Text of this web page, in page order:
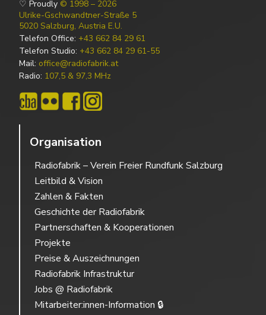
♡ Proudly © 1998 – 2026
Ulrike-Gschwandtner-Straße 5
5020 Salzburg, Austria E.U.
Telefon Office: +43 662 84 29 61
Telefon Studio: +43 662 84 29 61-55
Mail: office@radiofabrik.at
Radio: 107,5 & 97,3 MHz
Organisation
Radiofabrik – Verein Freier Rundfunk Salzburg
Leitbild & Vision
Zahlen & Fakten
Geschichte der Radiofabrik
Partnerschaften & Kooperationen
Projekte
Preise & Auszeichnungen
Radiofabrik Infrastruktur
Jobs @ Radiofabrik
Mitarbeiter:innen-Information 🔒